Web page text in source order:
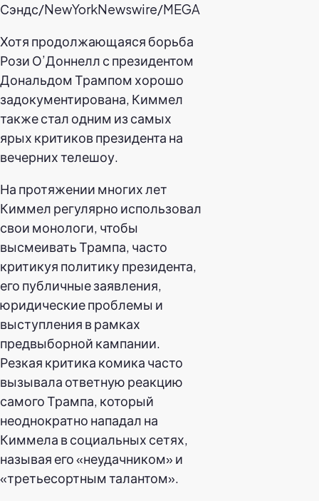
Сэндс/NewYorkNewswire/MEGA
Хотя продолжающаяся борьба
Рози О’Доннелл с президентом
Дональдом Трампом хорошо
задокументирована, Киммел
также стал одним из самых
ярых критиков президента на
вечерних телешоу.
На протяжении многих лет
Киммел регулярно использовал
свои монологи, чтобы
высмеивать Трампа, часто
критикуя политику президента,
его публичные заявления,
юридические проблемы и
выступления в рамках
предвыборной кампании.
Резкая критика комика часто
вызывала ответную реакцию
самого Трампа, который
неоднократно нападал на
Киммела в социальных сетях,
называя его «неудачником» и
«третьесортным талантом».